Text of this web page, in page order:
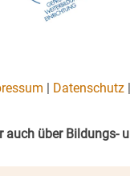
Datenschutz
auch über Bildungs-